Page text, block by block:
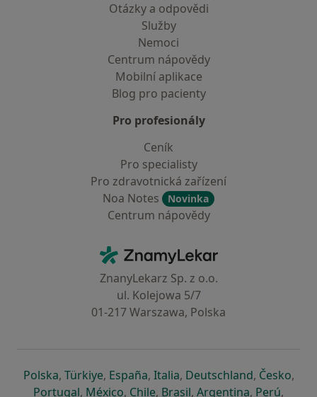
Otázky a odpovědi
Služby
Nemoci
Centrum nápovědy
Mobilní aplikace
Blog pro pacienty
Pro profesionály
Ceník
Pro specialisty
Pro zdravotnická zařízení
Noa Notes
Novinka
Centrum nápovědy
ZnamyLekar - Hlavní stránka
ZnanyLekarz Sp. z o.o.
ul. Kolejowa 5/7
01-217 Warszawa, Polska
Polskase otevře v nové záložce
, Türkiyese otevře v nové záložce
, Españase otevře v nové záložce
, Italiase otevře v nové záložce
, Deutschlandse otevře v
, Českose
,
Portugalse otevře v nové záložce
, Méxicose otevře v nové záložce
, Chilese otevře v nové záložce
, Brasilse otevře v nové
, Argentinase otevře v
, Perúse
,